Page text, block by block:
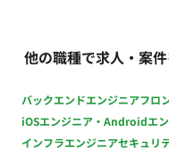
他の職種で求人・案
バックエンドエンジニアフロ
iOSエンジニア・Androidエ
インフラエンジニアセキュリ